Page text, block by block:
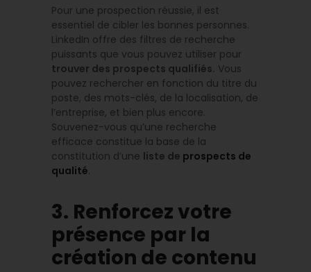
Pour une prospection réussie, il est
essentiel de cibler les bonnes personnes.
LinkedIn offre des filtres de recherche
puissants que vous pouvez utiliser pour
trouver des prospects qualifiés. Vous
pouvez rechercher en fonction du titre du
poste, des mots-clés, de la localisation, de
l’entreprise, et bien plus encore.
Souvenez-vous qu’une recherche
efficace constitue la base de la
constitution d’une liste de prospects de
qualité.
3. Renforcez votre
présence par la
création de contenu